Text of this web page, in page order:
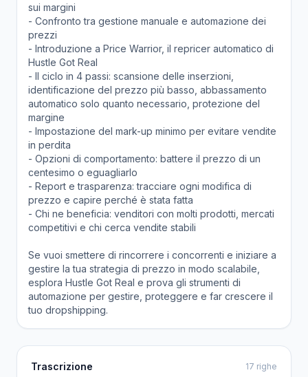
sui margini
- Confronto tra gestione manuale e automazione dei
prezzi
- Introduzione a Price Warrior, il repricer automatico di
Hustle Got Real
- Il ciclo in 4 passi: scansione delle inserzioni,
identificazione del prezzo più basso, abbassamento
automatico solo quanto necessario, protezione del
margine
- Impostazione del mark-up minimo per evitare vendite
in perdita
- Opzioni di comportamento: battere il prezzo di un
centesimo o eguagliarlo
- Report e trasparenza: tracciare ogni modifica di
prezzo e capire perché è stata fatta
- Chi ne beneficia: venditori con molti prodotti, mercati
competitivi e chi cerca vendite stabili
Se vuoi smettere di rincorrere i concorrenti e iniziare a
gestire la tua strategia di prezzo in modo scalabile,
esplora Hustle Got Real e prova gli strumenti di
automazione per gestire, proteggere e far crescere il
tuo dropshipping.
Trascrizione 17 righe